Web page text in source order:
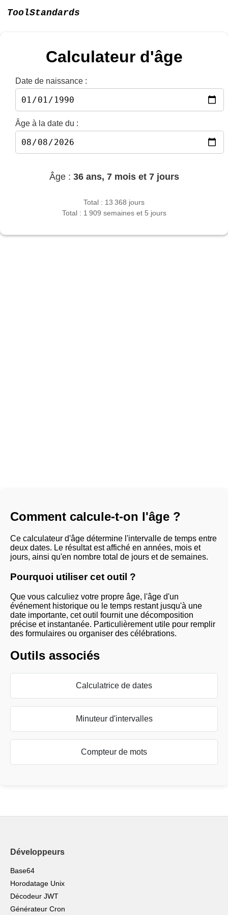
ToolStandards
Calculateur d'âge
Date de naissance :
Âge à la date du :
Âge : 36 ans, 7 mois et 7 jours
Total : 13 368 jours
Total : 1 909 semaines et 5 jours
Comment calcule-t-on l'âge ?
Ce calculateur d'âge détermine l'intervalle de temps entre
deux dates. Le résultat est affiché en années, mois et
jours, ainsi qu'en nombre total de jours et de semaines.
Pourquoi utiliser cet outil ?
Que vous calculiez votre propre âge, l'âge d'un
événement historique ou le temps restant jusqu'à une
date importante, cet outil fournit une décomposition
précise et instantanée. Particulièrement utile pour remplir
des formulaires ou organiser des célébrations.
Outils associés
Calculatrice de dates
Minuteur d'intervalles
Compteur de mots
Développeurs
Base64
Horodatage Unix
Décodeur JWT
Générateur Cron